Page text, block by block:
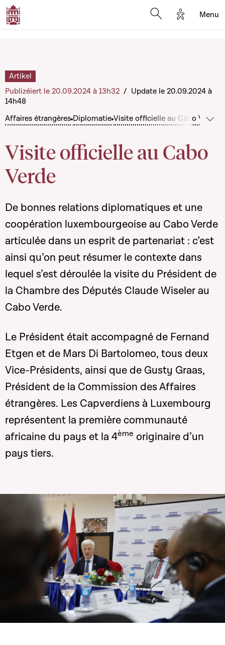
Options
Menu
Affaires étrangères Diplomatie Visite officielle au Cabo VerdeMéi
Visite officielle au Cabo
Verde
Artikel
Publizéiert le 20.09.2024 à 13h32 / Update le 20.09.2024 à
14h48
De bonnes relations diplomatiques et une
coopération luxembourgeoise au Cabo Verde
articulée dans un esprit de partenariat : c’est
ainsi qu’on peut résumer le contexte dans
lequel s’est déroulée la visite du Président de
la Chambre des Députés Claude Wiseler au
Cabo Verde.
Le Président était accompagné de Fernand
Etgen et de Mars Di Bartolomeo, tous deux
Vice-Présidents, ainsi que de Gusty Graas,
Président de la Commission des Affaires
étrangères. Les Capverdiens à Luxembourg
représentent la première communauté
africaine du pays et la 4ème originaire d’un
pays tiers.